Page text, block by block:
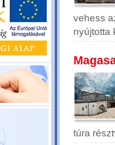
vehess
nyújtotta
túra